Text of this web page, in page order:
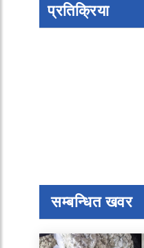
प्रतिक्रिया
सम्बन्धित खवर